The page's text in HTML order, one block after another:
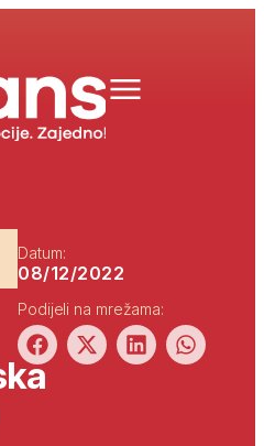
Datum:
08/12/2022
Podijeli na mrežama: